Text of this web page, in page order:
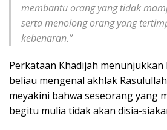
membantu orang yang tidak
serta menolong orang yang
kebenaran.”
Perkataan Khadijah menunjukkan
beliau mengenal akhlak
meyakini bahwa seseorang yang
begitu mulia tidak akan disia-